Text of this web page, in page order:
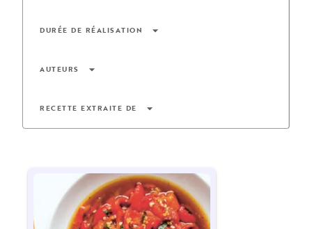
DURÉE DE RÉALISATION arrow_drop_down
AUTEURS arrow_drop_down
RECETTE EXTRAITE DE arrow_drop_down